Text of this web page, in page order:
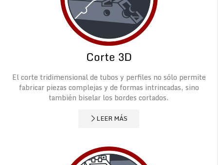
Corte 3D
El corte tridimensional de tubos y perfiles no sólo permite
fabricar piezas complejas y de formas intrincadas, sino
también biselar los bordes cortados.
LEER MÁS